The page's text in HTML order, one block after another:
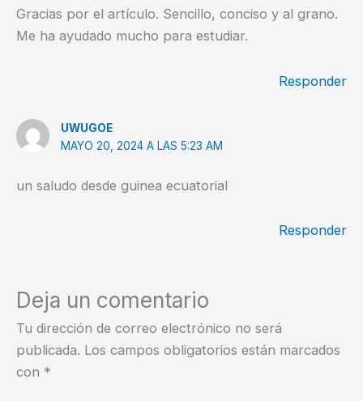
Gracias por el artículo. Sencillo, conciso y al grano.
Me ha ayudado mucho para estudiar.
Responder
UWUGOE
MAYO 20, 2024 A LAS 5:23 AM
un saludo desde guinea ecuatorial
Responder
Deja un comentario
Tu dirección de correo electrónico no será
publicada. Los campos obligatorios están marcados
con *